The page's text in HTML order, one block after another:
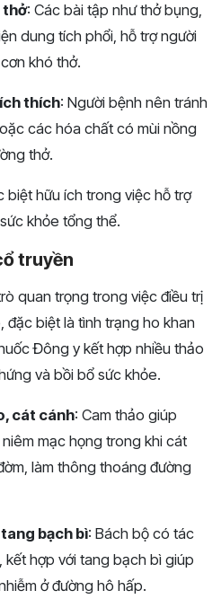
thở: Các bài tập như thở bụng,
dung tích phổi, hỗ trợ người
khó thở.
thích: Người bệnh nên tránh
các hóa chất có mùi nồng
thở.
biệt hữu ích trong việc hỗ trợ
khỏe tổng thể.
truyền
quan trọng trong việc điều trị
biệt là tình trạng ho khan
Đông y kết hợp nhiều thảo
và bồi bổ sức khỏe.
cát cánh: Cam thảo giúp
mạc họng trong khi cát
làm thông thoáng đường
bạch bì: Bách bộ có tác
kết hợp với tang bạch bì giúp
ở đường hô hấp.